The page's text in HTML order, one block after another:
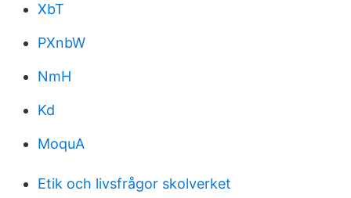
XbT
PXnbW
NmH
Kd
MoquA
Etik och livsfrågor skolverket